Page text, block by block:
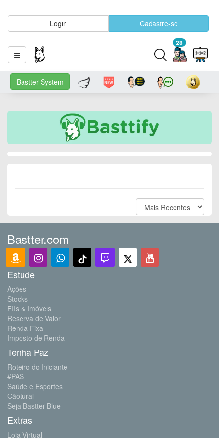
Login Cadastre-se
28
Bastter System
Bastter.com
Estude
Ações
Stocks
FIIs & Imóveis
Reserva de Valor
Renda Fixa
Imposto de Renda
Tenha Paz
Roteiro do Iniciante
#PAS
Saúde e Esportes
Cãotural
Seja Bastter Blue
Extras
Loja Virtual